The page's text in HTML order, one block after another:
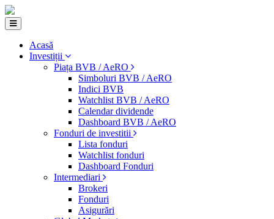
Acasă
Investiții
Piața BVB / AeRO
Simboluri BVB / AeRO
Indici BVB
Watchlist BVB / AeRO
Calendar dividende
Dashboard BVB / AeRO
Fonduri de investitii
Lista fonduri
Watchlist fonduri
Dashboard Fonduri
Intermediari
Brokeri
Fonduri
Asigurări